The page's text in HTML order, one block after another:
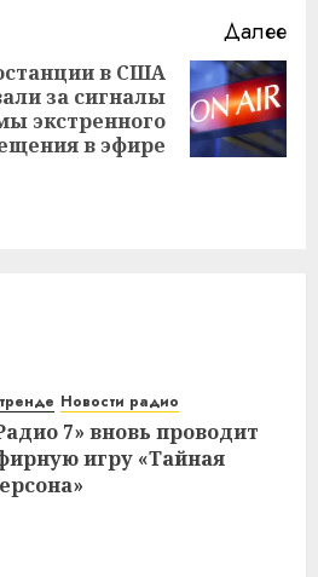
Далее
в США
за сигналы
экстренного
в эфире
Новости радио
7» вновь проводит
игру «Тайная